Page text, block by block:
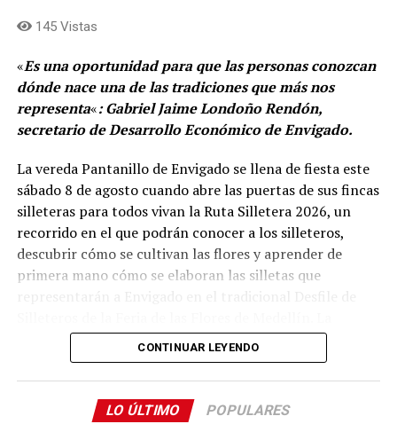
oferta, el Catálogo de Rutas Religiosas de Medellín ya
está disponible en la guía oficial de la ciudad, a través
del portal medellin.travel, donde se pueden consultar
los recorridos y experiencias vinculados al patrimonio
Comparte el artículo:
145 Vistas
«Es una oportunidad para que las personas conozcan
dónde nace una de las tradiciones que más nos
representa«: Gabriel Jaime Londoño Rendón,
secretario de Desarrollo Económico de Envigado.
La vereda Pantanillo de Envigado se llena de fiesta este
sábado 8 de agosto cuando abre las puertas de sus fincas
silleteras para todos vivan la Ruta Silletera 2026, un
recorrido en el que podrán conocer a los silleteros,
descubrir cómo se cultivan las flores y aprender de
primera mano cómo se elaboran las silletas que
jornada también ofrecerá gastronomía, música y otras
expresiones de la cultura campesina.
Desde el mediodía y hasta la medianoche, cinco fincas
CONTINUAR LEYENDO
LO ÚLTIMO POPULARES